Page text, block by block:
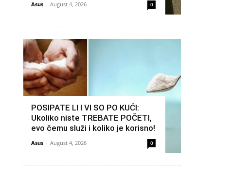
Asus - August 4, 2026 0
POSIPATE LI I VI SO PO KUĆI:
Ukoliko niste TREBATE POČETI,
evo čemu služi i koliko je korisno!
Asus - August 4, 2026 0